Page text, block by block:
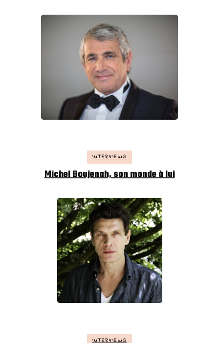
INTERVIEWS
Michel Boujenah, son monde à lui
INTERVIEWS